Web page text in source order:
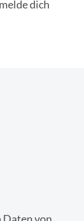
dich
Daten von